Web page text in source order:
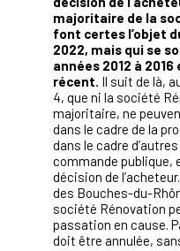
majoritaire de la
font certes l’objet
2022, mais qui se
années 2012 à
récent. Il suit de là,
4, que ni la société
majoritaire, ne
dans le cadre de la
dans le cadre
commande publique,
décision de
des Bouches-du-
société Rénovation
passation en cause.
doit être annulée,